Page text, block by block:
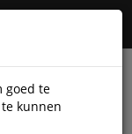
goed te
kunnen